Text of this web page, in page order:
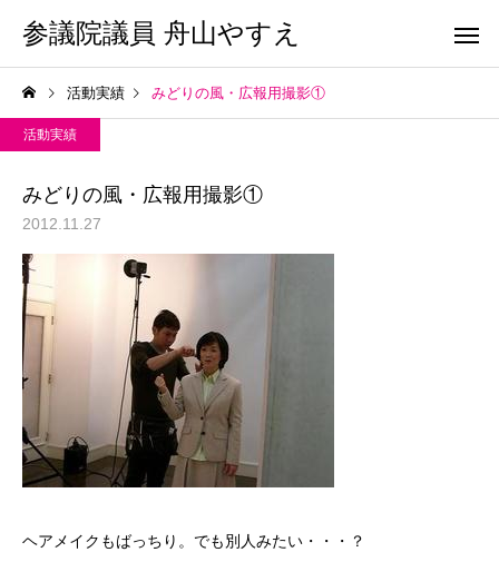
参議院議員 舟山やすえ
活動実績 みどりの風・広報用撮影①
活動実績
みどりの風・広報用撮影①
2012.11.27
ヘアメイクもばっちり。でも別人みたい・・・？